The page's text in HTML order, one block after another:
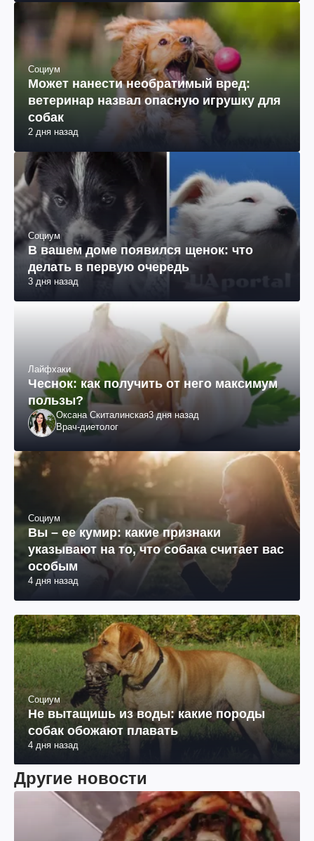
Социум
Может нанести необратимый вред:
ветеринар назвал опасную игрушку для
собак
2 дня назад
Социум
В вашем доме появился щенок: что
делать в первую очередь
3 дня назад
Лайфхаки
Чеснок: как получить от него максимум
пользы?
Оксана Скиталинская3 дня назад
Врач-диетолог
Социум
Вы – ее кумир: какие признаки
указывают на то, что собака считает вас
особым
4 дня назад
Социум
Не вытащишь из воды: какие породы
собак обожают плавать
4 дня назад
Другие новости